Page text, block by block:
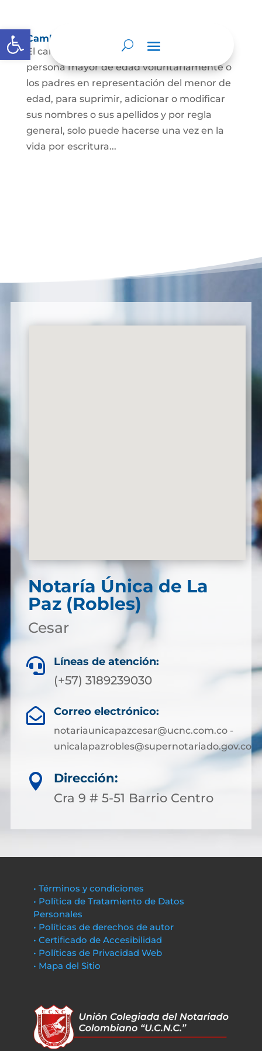
Abrir barra de herramientas
Cambio Nombre
El cambio de nombre lo podrá hacer la
persona mayor de edad voluntariamente o
los padres en representación del menor de
edad, para suprimir, adicionar o modificar
sus nombres o sus apellidos y por regla
general, solo puede hacerse una vez en la
vida por escritura...
Notaría Única de La
Paz (Robles)
Cesar
 Líneas de atención:
(+57) 3189239030
 Correo electrónico:
notariaunicapazcesar@ucnc.com.co -
unicalapazrobles@supernotariado.gov.co

Dirección:
Cra 9 # 5-51 Barrio Centro
• Términos y condiciones
• Política de Tratamiento de Datos
Personales
• Políticas de derechos de autor
• Certificado de Accesibilidad
• Políticas de Privacidad Web
• Mapa del Sitio